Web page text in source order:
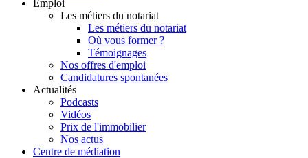
Emploi
Les métiers du notariat
Les métiers du notariat
Où vous former ?
Témoignages
Nos offres d'emploi
Candidatures spontanées
Actualités
Podcasts
Vidéos
Prix de l'immobilier
Nos actus
Centre de médiation